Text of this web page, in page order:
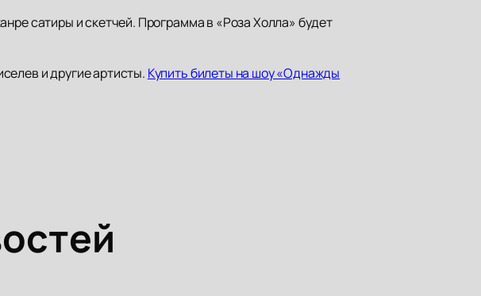
сатиры и скетчей. Программа в «Роза Холла» будет
и другие артисты. Купить билеты на шоу «Однажды